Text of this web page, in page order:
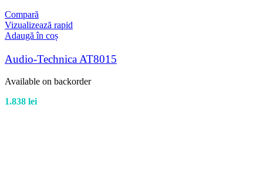
Compară
Vizualizează rapid
Adaugă în coș
Audio-Technica AT8015
Available on backorder
1.838 lei